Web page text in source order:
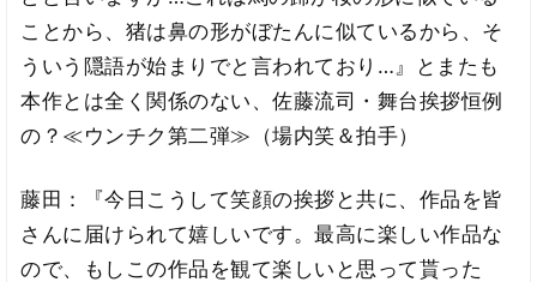
ことから、猪は鼻の形がぼたんに似ているから、そ
ういう隠語が始まりでと言われており…』とまたも
本作とは全く関係のない、佐藤流司・舞台挨拶恒例
の？≪ウンチク第二弾≫（場内笑＆拍手）
藤田：『今日こうして笑顔の挨拶と共に、作品を皆
さんに届けられて嬉しいです。最高に楽しい作品な
ので、もしこの作品を観て楽しいと思って貰った